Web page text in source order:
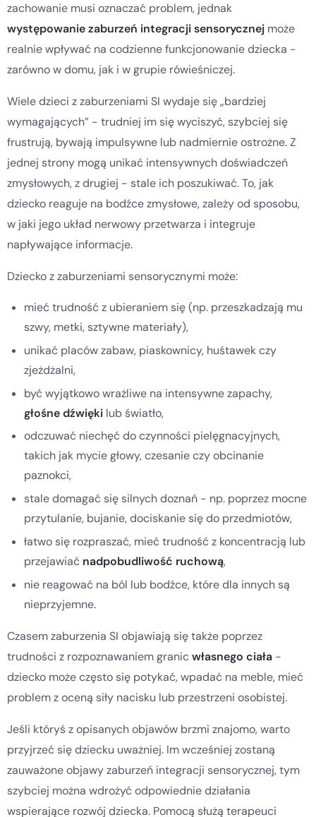
zachowanie musi oznaczać problem, jednak
występowanie zaburzeń integracji sensorycznej może
realnie wpływać na codzienne funkcjonowanie dziecka -
zarówno w domu, jak i w grupie rówieśniczej.
Wiele dzieci z zaburzeniami SI wydaje się „bardziej
wymagających” - trudniej im się wyciszyć, szybciej się
frustrują, bywają impulsywne lub nadmiernie ostrożne. Z
jednej strony mogą unikać intensywnych doświadczeń
zmysłowych, z drugiej - stale ich poszukiwać. To, jak
dziecko reaguje na bodźce zmysłowe, zależy od sposobu,
w jaki jego układ nerwowy przetwarza i integruje
napływające informacje.
Dziecko z zaburzeniami sensorycznymi może:
mieć trudność z ubieraniem się (np. przeszkadzają mu
szwy, metki, sztywne materiały),
unikać placów zabaw, piaskownicy, huśtawek czy
zjeżdżalni,
być wyjątkowo wrażliwe na intensywne zapachy,
głośne dźwięki lub światło,
odczuwać niechęć do czynności pielęgnacyjnych,
takich jak mycie głowy, czesanie czy obcinanie
paznokci,
stale domagać się silnych doznań - np. poprzez mocne
przytulanie, bujanie, dociskanie się do przedmiotów,
łatwo się rozpraszać, mieć trudność z koncentracją lub
przejawiać nadpobudliwość ruchową,
nie reagować na ból lub bodźce, które dla innych są
nieprzyjemne.
Czasem zaburzenia SI objawiają się także poprzez
trudności z rozpoznawaniem granicwłasnego ciała -
dziecko może często się potykać, wpadać na meble, mieć
problem z oceną siły nacisku lub przestrzeni osobistej.
Jeśli któryś z opisanych objawów brzmi znajomo, warto
przyjrzeć się dziecku uważniej. Im wcześniej zostaną
zauważone objawy zaburzeń integracji sensorycznej, tym
szybciej można wdrożyć odpowiednie działania
wspierające rozwój dziecka. Pomocą służą terapeuci